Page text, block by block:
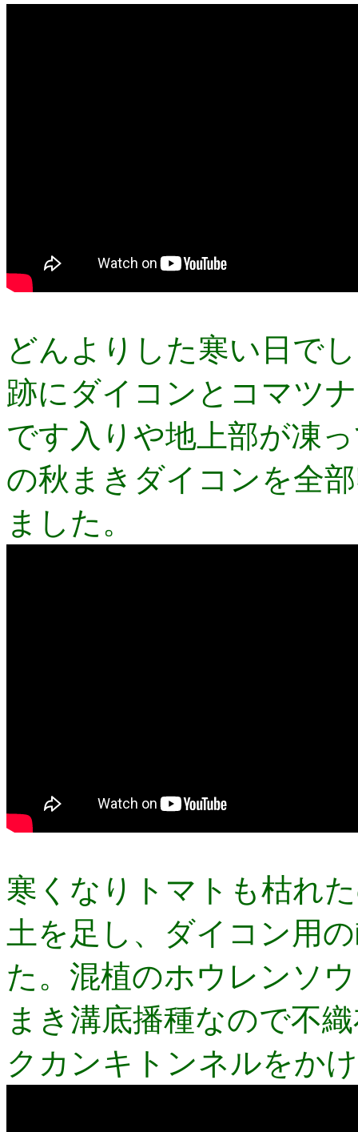
どんよりした寒い日で
跡にダイコンとコマツ
です入りや地上部が凍
の秋まきダイコンを全
ました。
寒くなりトマトも枯れ
土を足し、ダイコン用
た。混植のホウレンソ
まき溝底播種なので不
クカンキトンネルをか